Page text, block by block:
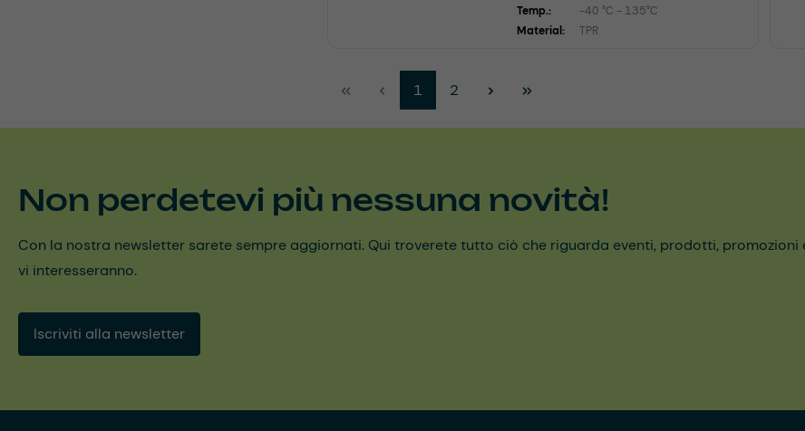
Temp.:
-40 °C - 135°C
Material:
TPR
Pagina
1 Pagina
2
Non perdetevi più nessuna novità!
Con la nostra newsletter sarete sempre aggiornati. Qui troverete tutto ciò che riguarda eventi, prodotti,
vi interesseranno.
Iscriviti alla newsletter